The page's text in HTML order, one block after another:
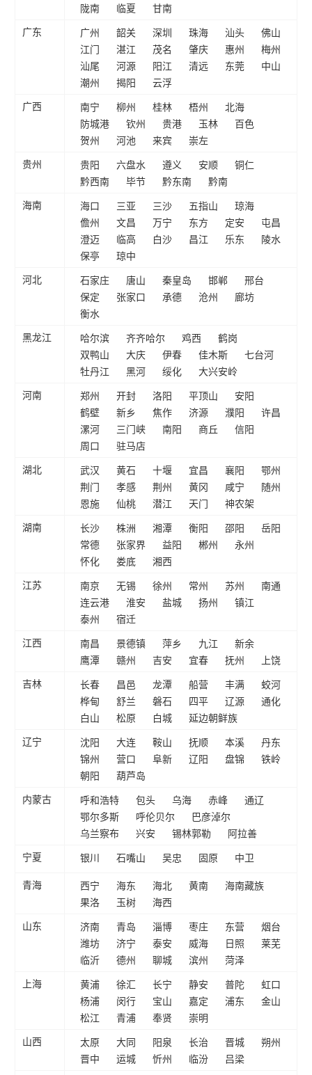
陇南
临夏 甘南
广东 广州 韶关 深圳 珠海 汕头
佛山
江门
湛江 茂名 肇庆 惠州
梅州
汕尾
河源 阳江 清远 东莞
中山
潮州
揭阳 云浮
广西 南宁 柳州 桂林 梧州
北海
防城港
钦州 贵港 玉林
百色
贺州
河池 来宾 崇左
贵州 贵阳 六盘水 遵义 安顺
铜仁
黔西南
毕节 黔东南 黔南
海南 海口 三亚 三沙 五指山
琼海
儋州
文昌 万宁 东方 定安
屯昌
澄迈
临高 白沙 昌江 乐东
陵水
保亭
琼中
河北 石家庄 唐山 秦皇岛 邯郸
邢台
保定
张家口 承德 沧州
廊坊
衡水
黑龙江 哈尔滨 齐齐哈尔 鸡西
鹤岗
双鸭山
大庆 伊春 佳木斯
七台河
牡丹江
黑河 绥化 大兴安岭
河南 郑州 开封 洛阳 平顶山
安阳
鹤壁
新乡 焦作 济源 濮阳
许昌
漯河
三门峡 南阳 商丘
信阳
周口
驻马店
湖北 武汉 黄石 十堰 宜昌 襄阳
鄂州
荆门
孝感 荆州 黄冈 咸宁
随州
恩施
仙桃 潜江 天门 神农架
湖南 长沙 株洲 湘潭 衡阳 邵阳
岳阳
常德
张家界 益阳 郴州
永州
怀化
娄底 湘西
江苏 南京 无锡 徐州 常州 苏州
南通
连云港
淮安 盐城 扬州
镇江
泰州
宿迁
江西 南昌 景德镇 萍乡 九江
新余
鹰潭
赣州 吉安 宜春 抚州 上饶
吉林 长春 昌邑 龙潭 船营 丰满
蛟河
桦甸
舒兰 磐石 四平 辽源
通化
白山
松原 白城 延边朝鲜族
辽宁 沈阳 大连 鞍山 抚顺 本溪
丹东
锦州
营口 阜新 辽阳 盘锦
铁岭
朝阳
葫芦岛
内蒙古 呼和浩特 包头 乌海 赤峰
通辽
鄂尔多斯
呼伦贝尔
巴彦淖尔
乌兰察布
兴安 锡林郭勒 阿拉善
宁夏 银川 石嘴山 吴忠 固原 中卫
青海 西宁 海东 海北 黄南
海南藏族
果洛
玉树 海西
山东 济南 青岛 淄博 枣庄 东营
烟台
潍坊
济宁 泰安 威海 日照
莱芜
临沂
德州 聊城 滨州 菏泽
上海 黄浦 徐汇 长宁 静安 普陀
虹口
杨浦
闵行 宝山 嘉定 浦东
金山
松江
青浦 奉贤 崇明
山西 太原 大同 阳泉 长治 晋城
朔州
晋中
运城 忻州 临汾 吕梁